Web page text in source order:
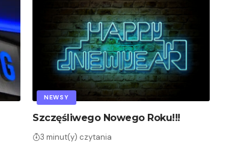
NEWSY
Szczęśliwego Nowego Roku!!!
3 minut(y) czytania